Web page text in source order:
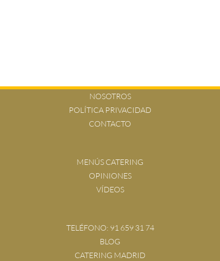
NOSOTROS
POLÍTICA PRIVACIDAD
CONTACTO
MENÚS CATERING
OPINIONES
VÍDEOS
TELÉFONO: 91 659 31 74
BLOG
CATERING MADRID